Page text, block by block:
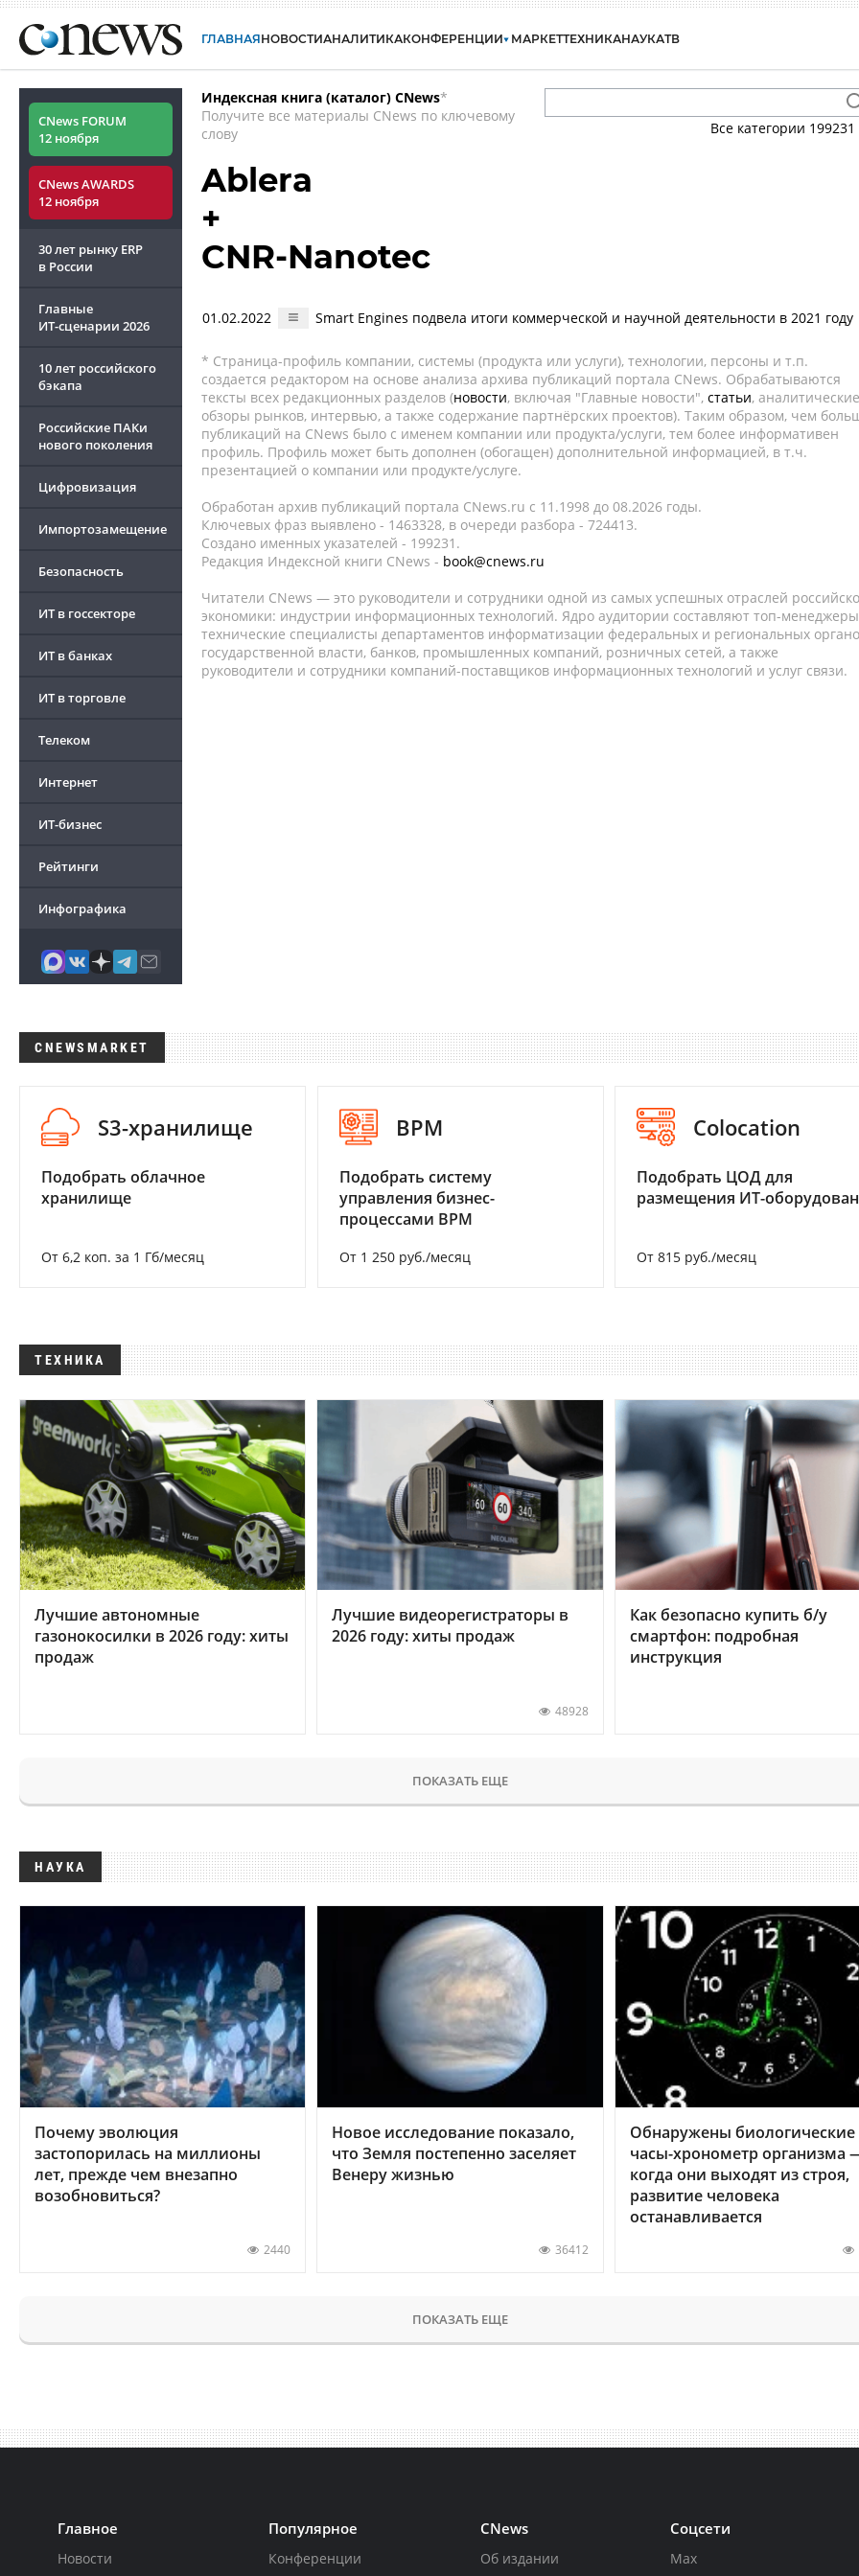
ГЛАВНАЯНОВОСТИАНАЛИТИКАКОНФЕРЕНЦИИ МАРКЕТТЕХНИКАНАУКАТВ
CNews FORUM
12 ноября
CNews AWARDS
12 ноября
30 лет рынку ERP
в России
Главные
ИТ-сценарии 2026
10 лет российского
бэкапа
Российские ПАКи
нового поколения
Цифровизация
Импортозамещение
Безопасность
ИТ в госсекторе
ИТ в банках
ИТ в торговле
Телеком
Интернет
ИТ-бизнес
Рейтинги
Инфографика
Индексная книга (каталог) CNews*
Получите все материалы CNews по ключевому
слову
Все категории 199231
Ablera
+
CNR-Nanotec
01.02.2022 Smart Engines подвела итоги коммерческой и научной деятельности в 2021 году
* Страница-профиль компании, системы (продукта или услуги), технологии, персоны и т.п.
создается редактором на основе анализа архива публикаций портала CNews. Обрабатываются
тексты всех редакционных разделов (новости, включая "Главные новости", статьи, аналитические
обзоры рынков, интервью, а также содержание партнёрских проектов). Таким образом, чем
публикаций на CNews было с именем компании или продукта/услуги, тем более информативен
профиль. Профиль может быть дополнен (обогащен) дополнительной информацией, в т.ч.
презентацией о компании или продукте/услуге.
Обработан архив публикаций портала CNews.ru c 11.1998 до 08.2026 годы.
Ключевых фраз выявлено - 1463328, в очереди разбора - 724413.
Создано именных указателей - 199231.
Редакция Индексной книги CNews - book@cnews.ru
Читатели CNews — это руководители и сотрудники одной из самых успешных отраслей
экономики: индустрии информационных технологий. Ядро аудитории составляют топ-
технические специалисты департаментов информатизации федеральных и региональных
государственной власти, банков, промышленных компаний, розничных сетей, а также
руководители и сотрудники компаний-поставщиков информационных технологий и услуг связи.
CNEWSMARKET
S3-хранилище
Подобрать облачное
хранилище
От 6,2 коп. за 1 Гб/месяц
BPM
Подобрать систему
управления бизнес-
процессами BPM
От 1 250 руб./месяц
Colocation
Подобрать ЦОД для
размещения ИТ-
От 815 руб./месяц
ТЕХНИКА
Лучшие автономные
газонокосилки в 2026 году: хиты
продаж
Лучшие видеорегистраторы в
2026 году: хиты продаж
48928
Как безопасно купить б/у
смартфон: подробная
инструкция
ПОКАЗАТЬ ЕЩЕ
НАУКА
Почему эволюция
застопорилась на миллионы
лет, прежде чем внезапно
возобновиться?
2440
Новое исследование показало,
что Земля постепенно заселяет
Венеру жизнью
36412
Обнаружены биологические
часы-хронометр организма
когда они выходят из строя,
развитие человека
останавливается
ПОКАЗАТЬ ЕЩЕ
Главное
Новости
Популярное
Конференции
CNews
Об издании
Соцсети
Max